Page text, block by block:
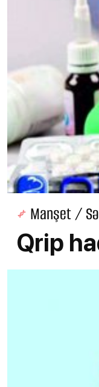
Manşet /
Qrip